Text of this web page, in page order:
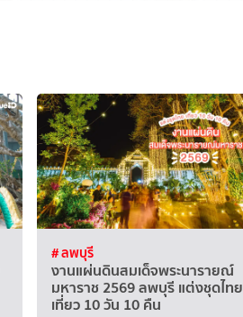
# ลพบุรี
งานแผ่นดินสมเด็จพระนารายณ์
มหาราช 2569 ลพบุรี แต่งชุดไทย
เที่ยว 10 วัน 10 คืน